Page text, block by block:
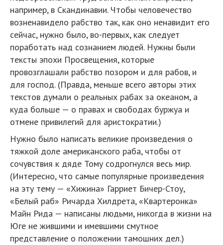
например, в Скандинавии. Чтобы человечество
возненавидело рабство так, как оно ненавидит его
сейчас, нужно было, во-первых, как следует
поработать над сознанием людей. Нужны были
тексты эпохи Просвещения, которые
провозглашали рабство позором и для рабов, и
для господ. (Правда, меньше всего авторы этих
текстов думали о реальных рабах за океаном, а
куда больше — о правах и свободах буржуа и
отмене привилегий для аристократии.)
Нужно было написать великие произведения о
тяжкой доле американского раба, чтобы от
сочувствия к дяде Тому содрогнулся весь мир.
(Интересно, что самые популярные произведения
на эту тему — «Хижина» Гарриет Бичер-Стоу,
«Белый раб» Ричарда Хилдрета, «Квартеронка»
Майн Рида — написаны людьми, никогда в жизни на
Юге не жившими и имевшими смутное
представление о положении тамошних дел.)